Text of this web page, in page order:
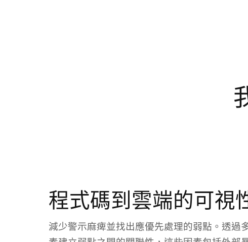
程式碼到雲端的可視
減少警示麻痺並找出應優先處理的弱點。透過